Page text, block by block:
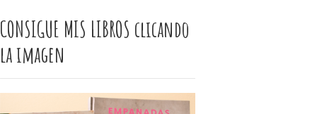
CONSIGUE MIS LIBROS clicando
la imagen